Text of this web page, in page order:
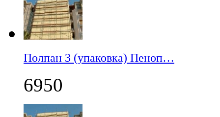
Полпан 3 (упаковка) Пеноп…
6950